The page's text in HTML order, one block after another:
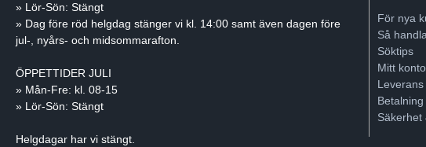
» Lör-Sön: Stängt
» Dag före röd helgdag stänger vi kl. 14:00 samt även dagen före
jul-, nyårs- och midsommarafton.
ÖPPETTIDER JULI
» Mån-Fre: kl. 08-15
» Lör-Sön: Stängt
Helgdagar har vi stängt.
För nya
Så
Söktips
Mitt konto
Leverans
Betalning
Säkerhet